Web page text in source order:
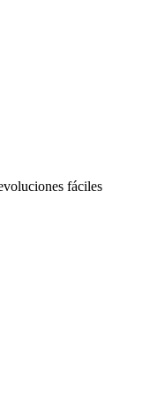
fáciles